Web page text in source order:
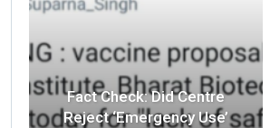
Fact Check: Did Centre
Reject ‘Emergency Use’